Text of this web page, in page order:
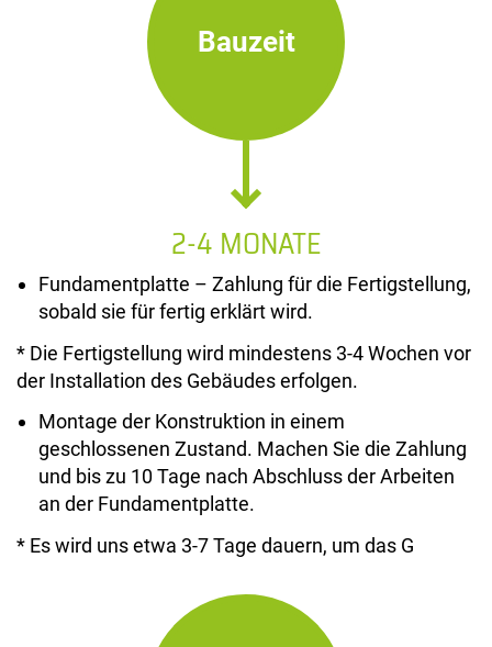
Bauzeit
2-4 MONATE
Fundamentplatte – Zahlung für die Fertigstellung,
sobald sie für fertig erklärt wird.
* Die Fertigstellung wird mindestens 3-4 Wochen vor
der Installation des Gebäudes erfolgen.
Montage der Konstruktion in einem
geschlossenen Zustand. Machen Sie die Zahlung
und bis zu 10 Tage nach Abschluss der Arbeiten
an der Fundamentplatte.
* Es wird uns etwa 3-7 Tage dauern, um das G